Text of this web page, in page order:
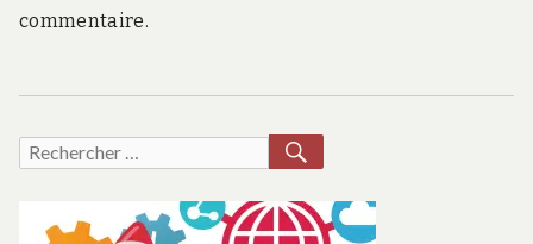
commentaire.
Recherche